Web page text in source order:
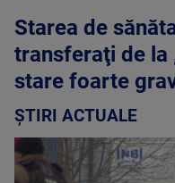
Starea de
transferaţi de la
stare foarte
ȘTIRI ACTUALE